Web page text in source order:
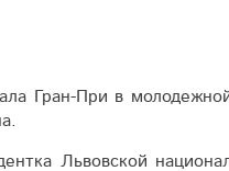
Гран-При в
Львовской